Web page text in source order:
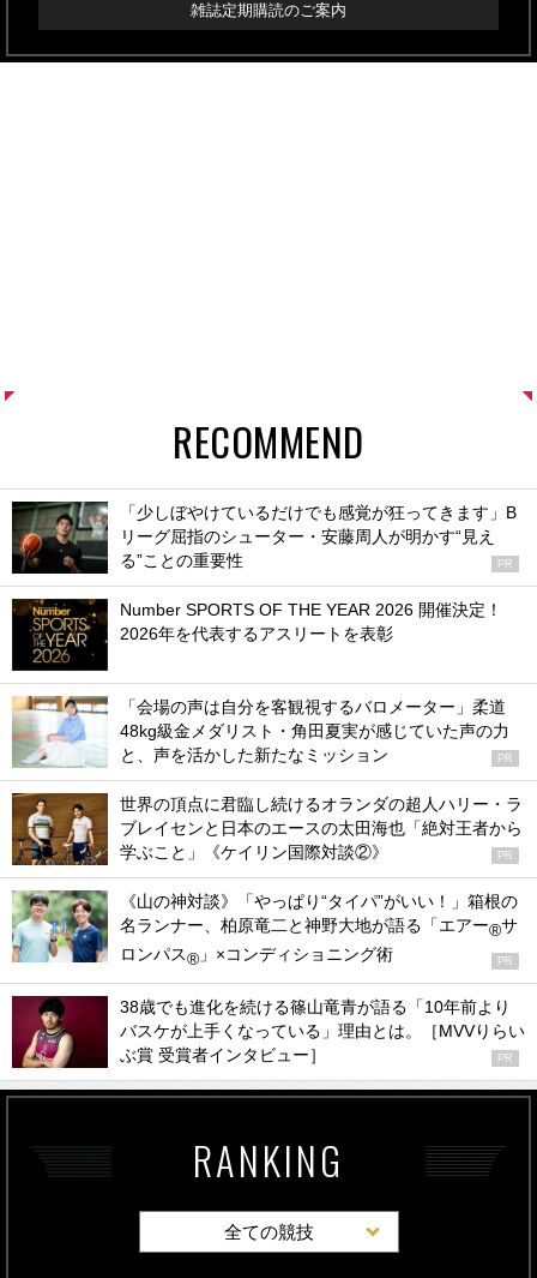
雑誌定期購読のご案内
RECOMMEND
「少しぼやけているだけでも感覚が狂ってきます」B
リーグ屈指のシューター・安藤周人が明かす“見え
る”ことの重要性
PR
Number SPORTS OF THE YEAR 2026 開催決定！
2026年を代表するアスリートを表彰
「会場の声は自分を客観視するバロメーター」柔道
48kg級金メダリスト・角田夏実が感じていた声の力
と、声を活かした新たなミッション
PR
世界の頂点に君臨し続けるオランダの超人ハリー・ラ
ブレイセンと日本のエースの太田海也「絶対王者から
学ぶこと」《ケイリン国際対談②》
PR
《山の神対談》「やっぱり“タイパ”がいい！」箱根の
名ランナー、柏原竜二と神野大地が語る「エアー®サ
ロンパス® 」×コンディショニング術 PR
38歳でも進化を続ける篠山竜青が語る「10年前より
バスケが上手くなっている」理由とは。［MVVりらい
ぶ賞 受賞者インタビュー］
PR
RANKING
全ての競技